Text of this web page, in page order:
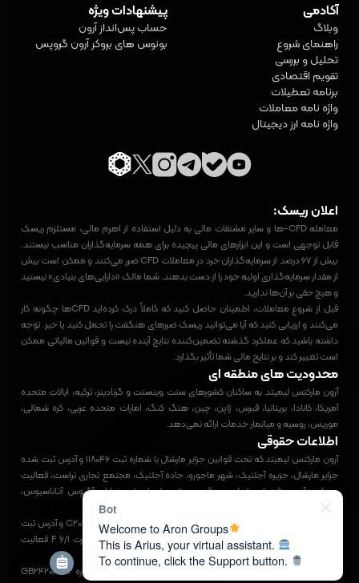
آکادمی
وبلاگ
راهنمای شروع
تحلیل و بررسی
تقویم اقتصادی
برنامه تعطیلات
واژه‌ نامه معاملات
واژه نامه ارز دیجیتال
پیشنهادات ویژه
حساب پس‌انداز آرون
بونوس های بروکر آرون گروپس
اعلان ریسک:
معامله CFD-ها و سایر مشتقات مالی به دلیل استفاده از اهرم مالی، مستلزم ریسک
قابل توجهی است و این ابزارهای مالی پیچیده برای همه سرمایه‌گذاران مناسب نیستند.
بیش از ۶۷ درصد از سرمایه‌گذاران خرد در معاملات CFD ضرر می‌کنند و ممکن است بیش
از مقدار سرمایه‌گذاری اولیه خود را از دست بدهند. شما مالک «دارایی‌های بنیادی» نیستید
و هیچ حقی بر آن‌ها ندارید.
قبل از شروع معاملات، اطمینان حاصل کنید که کاملاً درک کرده‌اید CFDها چگونه کار
می‌کنند و ارزیابی کنید که آیا می‌توانید ریسک ضررهای هنگفت را تحمل کنید یا خیر. توجه
داشته باشید که عملکرد گذشته تضمین‌کننده نتایج آینده نیست و قوانین مالیاتی ممکن
است تغییر کند و بر نتایج مالی شما تأثیر بگذارد.
محدودیت های منطقه ای
آرون مارکتس لیمیتد به ساکنان کشورهای سنت وینسنت و گرنادینز، ترکیه، ایالات متحده
آمریکا، کانادا، بریتانیا، قبرس، ژاپن، چین، هنگ کنگ، امارات متحده عربی، کره شمالی،
موریس، روسیه و میانمار خدمات ارائه نمی‌دهد.
اطلاعات حقوقی
آرون مارکتس لیمیتد که تحت قوانین جزایر مارشال با شماره ثبت ۱۱۸۰۴۶ و آدرس ثبت شده
جزایر مارشال، جزیره آجلتیک، شهر ماجورو، جاده آجلتیک، مجتمع تجاری تراست، فعالیت
می‌کند. آدرس فیزیکی شرکت در قبرس، شهر لیماسول، خیابان آگیوس آتاناسیوس،
ساختمان دی. وارکیمیس، پلاک ۴۱۰۲ واقع شده است.
شرکت آرون مارکتس لیمیتد که تحت قوانین موریس با شماره ثبت C209254 و آدرس ثبت
شده مائوریتوس، بندر لوئیس، خیابان سنت دنیس، ساختمان ریور کورت 1/F 6 فعالیت
این شرکت توسط کمیسیون خدمات مالی موریس (FSC) با مجوز شماره GB24203202
Bot
Welcome to Aron Groups
This is Arius, your virtual assistant.
To continue, click the Support button.